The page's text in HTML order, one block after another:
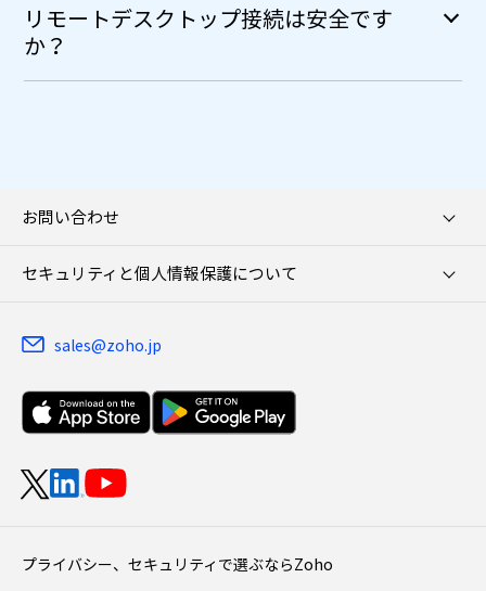
リモートデスクトップ接続は安全です
か？
お問い合わせ
セキュリティと個人情報保護について
sales@zoho.jp
プライバシー、セキュリティで選ぶならZoho